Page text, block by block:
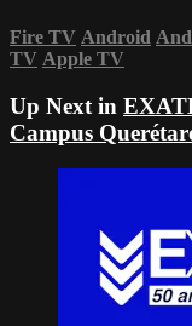
Fire TV Android
TV Apple TV
Up Next in
Campus